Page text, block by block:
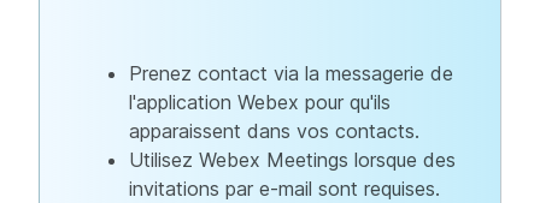
Prenez contact via la messagerie de
l'application Webex pour qu'ils
apparaissent dans vos contacts.
Utilisez Webex Meetings lorsque des
invitations par e-mail sont requises.